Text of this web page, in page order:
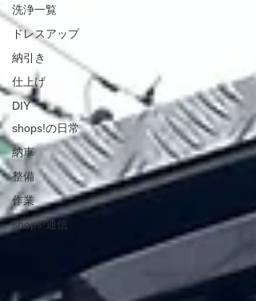
洗浄一覧
ドレスアップ
納引き
仕上げ
DIY
shops!の日常
納車
整備
作業
shops!通信